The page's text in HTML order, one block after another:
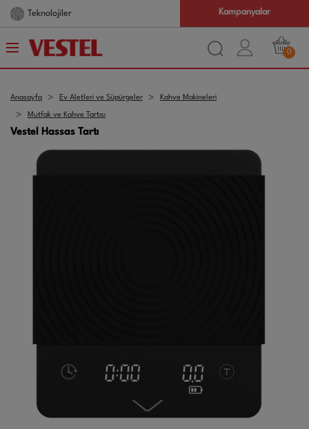
Teknolojiler Kampanyalar
0
Anasayfa Ev Aletleri ve Süpürgeler Kahve Makineleri
Mutfak ve Kahve Tartısı
Vestel Hassas Tartı